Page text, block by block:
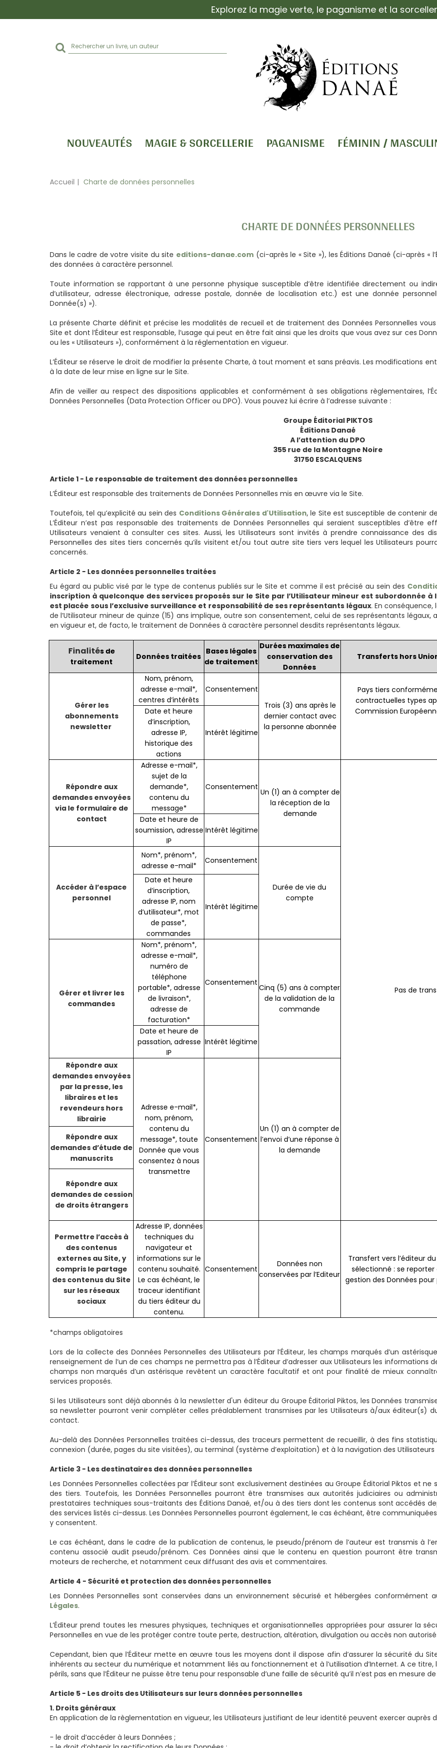
Explorez la magie verte, le paganisme et la
Rechercher
sur
NOUVEAUTÉS MAGIE & SORCELLERIE PAGANISME FÉMININ /
Accueil Charte de données personnelles
CHARTE DE DONNÉES PERSONNELLES
Dans le cadre de votre visite du site editions-danae.com(ci-après le « Site »), les Éditions Danaé (ci-après «
des données à caractère personnel.
Toute information se rapportant à une personne physique susceptible d’être identifiée directement ou
d’utilisateur, adresse électronique, adresse postale, donnée de localisation etc.) est une donnée
Donnée(s) »).
La présente Charte définit et précise les modalités de recueil et de traitement des Données Personnelles
Site et dont l’Éditeur est responsable, l’usage qui peut en être fait ainsi que les droits que vous avez sur ces
ou les « Utilisateurs »), conformément à la réglementation en vigueur.
L’Éditeur se réserve le droit de modifier la présente Charte, à tout moment et sans préavis. Les modifications
à la date de leur mise en ligne sur le Site.
Afin de veiller au respect des dispositions applicables et conformément à ses obligations règlementaires,
Données Personnelles (Data Protection Officer ou DPO). Vous pouvez lui écrire à l’adresse suivante :
Groupe Éditorial PIKTOS
Éditions Danaé
A l’attention du DPO
355 rue de la Montagne Noire
31750 ESCALQUENS
Article 1 - Le responsable de traitement des données personnelles
L’Éditeur est responsable des traitements de Données Personnelles mis en œuvre via le Site.
Toutefois, tel qu’explicité au sein des Conditions Générales d'Utilisation, le Site est susceptible de contenir
L’Éditeur n’est pas responsable des traitements de Données Personnelles qui seraient susceptibles
Utilisateurs venaient à consulter ces sites. Aussi, les Utilisateurs sont invités à prendre connaissance des
Personnelles des sites tiers concernés qu’ils visitent et/ou tout autre site tiers vers lequel les Utilisateurs
concernés.
Article 2 - Les données personnelles traitées
Eu égard au public visé par le type de contenus publiés sur le Site et comme il est précisé au sein des
inscription à quelconque des services proposés sur le Site par l’Utilisateur mineur est subordonnée
est placée sous l’exclusive surveillance et responsabilité de ses représentants légaux. En
de l’Utilisateur mineur de quinze (15) ans implique, outre son consentement, celui de ses représentants
en vigueur et, de facto, le traitement de Données à caractère personnel desdits représentants légaux.
Finalités de
traitement
Données traitées
Bases légales
de traitement
Durées maximales de
conservation des
Données
Transferts hors
Gérer les
abonnements
newsletter
Nom, prénom,
adresse e-mail*,
centres d’intérêts
Consentement
Trois (3) ans après le
dernier contact avec
la personne abonnée
Pays tiers
contractuelles types
Commission
Date et heure
d’inscription,
adresse IP,
historique des
actions
Intérêt légitime
Répondre aux
demandes envoyées
via le formulaire de
contact
Adresse e-mail*,
sujet de la
demande*,
contenu du
message*
Consentement
Un (1) an à compter de
la réception de la
demande
Pas de
Date et heure de
soumission, adresse
IP
Intérêt légitime
Accéder à l’espace
personnel
Nom*, prénom*,
adresse e-mail*
Consentement
Durée de vie du
compte
Date et heure
d’inscription,
adresse IP, nom
d’utilisateur*, mot
de passe*,
commandes
Intérêt légitime
Gérer et livrer les
commandes
Nom*, prénom*,
adresse e-mail*,
numéro de
téléphone
portable*, adresse
de livraison*,
adresse de
facturation*
Consentement
Cinq (5) ans à compter
de la validation de la
commande
Date et heure de
passation, adresse
IP
Intérêt légitime
Répondre aux
demandes envoyées
par la presse, les
libraires et les
revendeurs hors
librairie
Adresse e-mail*,
nom, prénom,
contenu du
message*, toute
Donnée que vous
consentez à nous
transmettre
Consentement
Un (1) an à compter de
l’envoi d’une réponse à
la demande
Répondre aux
demandes d’étude de
manuscrits
Répondre aux
demandes de cession
de droits étrangers
Permettre l’accès à
des contenus
externes au Site, y
compris le partage
des contenus du Site
sur les réseaux
sociaux
Adresse IP, données
techniques du
navigateur et
informations sur le
contenu souhaité.
Le cas échéant, le
traceur identifiant
du tiers éditeur du
contenu.
Consentement
Données non
conservées par l’Editeur
Transfert vers l’éditeur
sélectionné : se
gestion des Données
*champs obligatoires
Lors de la collecte des Données Personnelles des Utilisateurs par l’Éditeur, les champs marqués d’un
renseignement de l’un de ces champs ne permettra pas à l’Éditeur d’adresser aux Utilisateurs les
champs non marqués d’un astérisque revêtent un caractère facultatif et ont pour finalité de mieux
services proposés.
Si les Utilisateurs sont déjà abonnés à la newsletter d'un éditeur du Groupe Éditorial Piktos, les Données
sa newsletter pourront venir compléter celles préalablement transmises par les Utilisateurs à/aux éditeur(s)
contact.
Au-delà des Données Personnelles traitées ci-dessus, des traceurs permettent de recueillir, à des fins
connexion (durée, pages du site visitées), au terminal (système d’exploitation) et à la navigation des
Article 3 - Les destinataires des données personnelles
Les Données Personnelles collectées par l’Éditeur sont exclusivement destinées au Groupe Éditorial Piktos et
des tiers. Toutefois, les Données Personnelles pourront être transmises aux autorités judiciaires ou
prestataires techniques sous-traitants des Éditions Danaé, et/ou à des tiers dont les contenus sont accédés
des services listés ci-dessus. Les Données Personnelles pourront également, le cas échéant, être
y consentent.
Le cas échéant, dans le cadre de la publication de contenus, le pseudo/prénom de l’auteur est transmis à
contenu associé audit pseudo/prénom. Ces Données ainsi que le contenu en question pourront être
moteurs de recherche, et notamment ceux diffusant des avis et commentaires.
Article 4 - Sécurité et protection des données personnelles
Les Données Personnelles sont conservées dans un environnement sécurisé et hébergées
Légales.
L’Éditeur prend toutes les mesures physiques, techniques et organisationnelles appropriées pour assurer la
Personnelles en vue de les protéger contre toute perte, destruction, altération, divulgation ou accès non
Cependant, bien que l’Éditeur mette en œuvre tous les moyens dont il dispose afin d’assurer la sécurité du
inhérents au secteur du numérique et notamment liés au fonctionnement et à l’utilisation d’Internet. A ce titre,
périls, sans que l’Éditeur ne puisse être tenu pour responsable d’une faille de sécurité qu’il n’est pas en mesure
Article 5 - Les droits des Utilisateurs sur leurs données personnelles
1. Droits généraux
En application de la règlementation en vigueur, les Utilisateurs justifiant de leur identité peuvent exercer auprès
- le droit d’accéder à leurs Données ;